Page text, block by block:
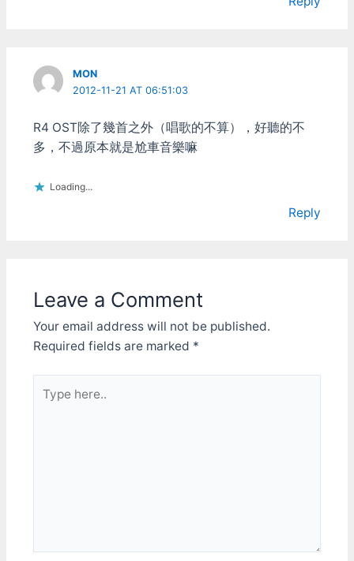
是這樣所以那種抖的聲音表
現才會特好。另外就是用
很快，收掉的時候也是瞬間
結束。這我想不透，明明歌
快呢？ ACS45.1的聲音真
聲的時候並不會特別覺得吵
吧。ACS45.1大概碰碰碰的
聲音太多了，所以很少會想
把音量轉大。 ACS45.1雖
不會覺得他聲音糊糊的，其
琴的時候高音琴鍵敲下去的
MON
2012-11-21 AT 06:51:03
R4 OST除了幾首之外（唱歌的不算），好聽的不
多，不過原本就是尬車音樂嘛
Loading...
Reply
Leave a Comment
Your email address will not be published.
Required fields are marked *
here..